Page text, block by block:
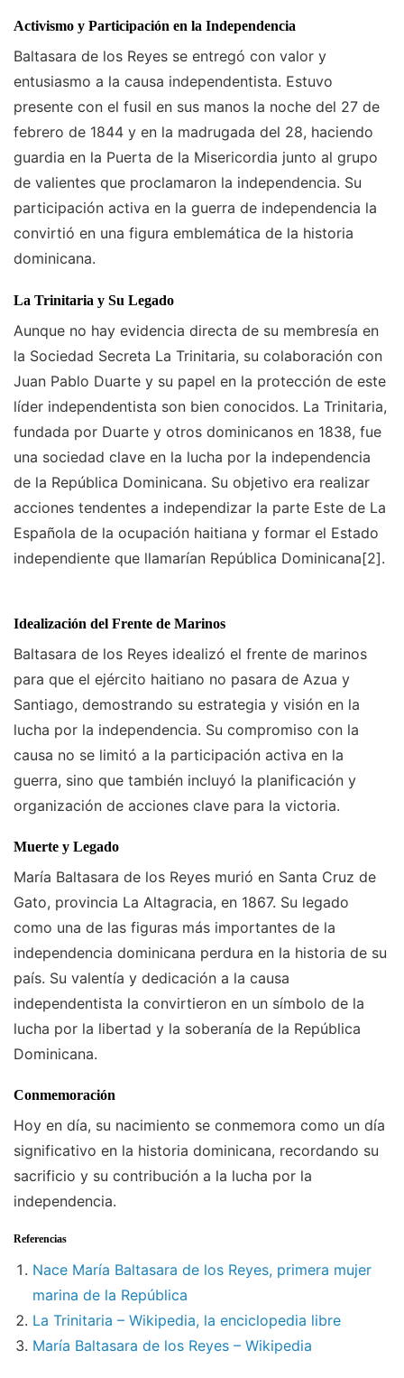
Activismo y Participación en la Independencia
Baltasara de los Reyes se entregó con valor y
entusiasmo a la causa independentista. Estuvo
presente con el fusil en sus manos la noche del 27 de
febrero de 1844 y en la madrugada del 28, haciendo
guardia en la Puerta de la Misericordia junto al grupo
de valientes que proclamaron la independencia. Su
participación activa en la guerra de independencia la
convirtió en una figura emblemática de la historia
dominicana.
La Trinitaria y Su Legado
Aunque no hay evidencia directa de su membresía en
la Sociedad Secreta La Trinitaria, su colaboración con
Juan Pablo Duarte y su papel en la protección de este
líder independentista son bien conocidos. La Trinitaria,
fundada por Duarte y otros dominicanos en 1838, fue
una sociedad clave en la lucha por la independencia
de la República Dominicana. Su objetivo era realizar
acciones tendentes a independizar la parte Este de La
Española de la ocupación haitiana y formar el Estado
independiente que llamarían República Dominicana[2].
Idealización del Frente de Marinos
Baltasara de los Reyes idealizó el frente de marinos
para que el ejército haitiano no pasara de Azua y
Santiago, demostrando su estrategia y visión en la
lucha por la independencia. Su compromiso con la
causa no se limitó a la participación activa en la
guerra, sino que también incluyó la planificación y
organización de acciones clave para la victoria.
Muerte y Legado
María Baltasara de los Reyes murió en Santa Cruz de
Gato, provincia La Altagracia, en 1867. Su legado
como una de las figuras más importantes de la
independencia dominicana perdura en la historia de su
país. Su valentía y dedicación a la causa
independentista la convirtieron en un símbolo de la
lucha por la libertad y la soberanía de la República
Dominicana.
Conmemoración
Hoy en día, su nacimiento se conmemora como un día
significativo en la historia dominicana, recordando su
sacrificio y su contribución a la lucha por la
independencia.
Referencias
Nace María Baltasara de los Reyes, primera mujer
marina de la República
La Trinitaria – Wikipedia, la enciclopedia libre
María Baltasara de los Reyes – Wikipedia